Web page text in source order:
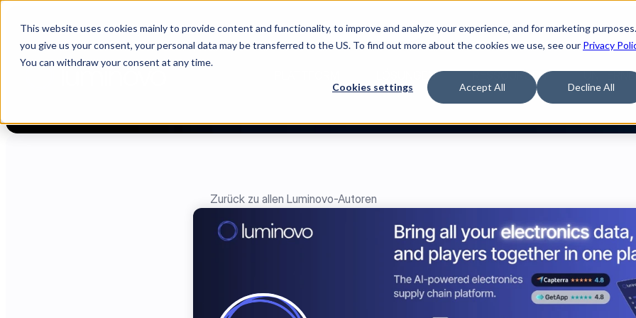
This website uses cookies mainly to provide content and functionality, to improve and analyze your experience, and for marketing
you give us your consent, your personal data may be transferred to the US. To find out more about the cookies we use, see our Privacy
You can withdraw your consent at any time.
Cookies settings Accept All Decline All
[Live] Lieferantenmanagement in Luminovo | „The Buyerette“ 🌹 Jetzt Film ansehen
LÖSUNGEN RESSOURCEN
Zurück zu allen Luminovo-Autoren